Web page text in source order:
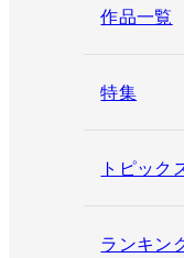
作品一覧
特集
トピック
ランキン